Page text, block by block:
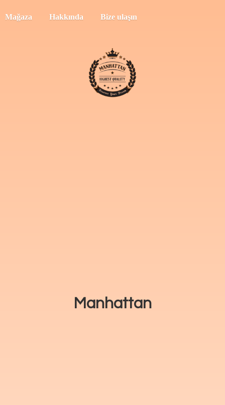
Mağaza Hakkında Bize ulaşın
Manhattan